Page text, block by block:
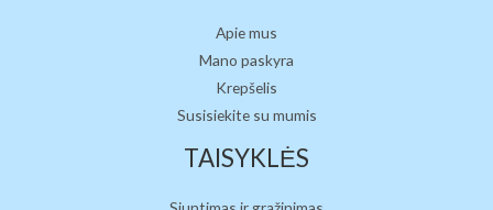
Apie mus
Mano paskyra
Krepšelis
Susisiekite su mumis
TAISYKLĖS